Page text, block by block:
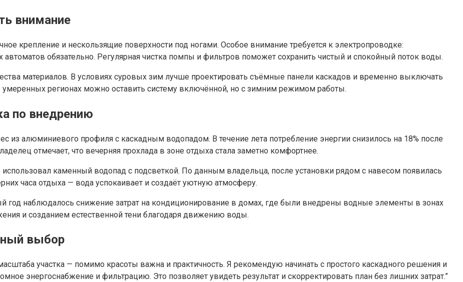
внимание
крепление и нескользящие поверхности под ногами. Особое внимание требуется к электропроводке:
обязательно. Регулярная чистка помпы и фильтров поможет сохранить чистый и спокойный поток воды.
материалов. В условиях суровых зим лучше проектировать съёмные панели каскадов и временно выключать
регионах можно оставить систему включённой, но с зимним режимом работы.
по внедрению
из алюминиевого профиля с каскадным водопадом. В течение лета потребление энергии снизилось на 18% после
отмечает, что вечерняя прохлада в зоне отдыха стала заметно комфортнее.
каменный водопад с подсветкой. По данным владельца, после установки рядом с навесом появилась
часа отдыха — вода успокаивает и создаёт уютную атмосферу.
год наблюдалось снижение затрат на кондиционирование в домах, где были внедрены водные элементы в зонах
и созданием естественной тени благодаря движению воды.
выбор
участка — помимо красоты важна и практичность. Я рекомендую начинать с простого каскадного решения и
энергоснабжение и фильтрацию. Это позволяет увидеть результат и скорректировать план без лишних затрат.”